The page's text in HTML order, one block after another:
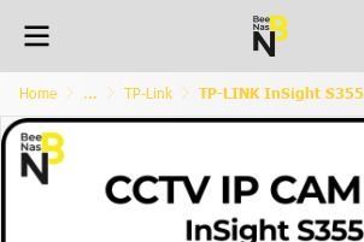
Home ... TP-Link TP-LINK InSight S355